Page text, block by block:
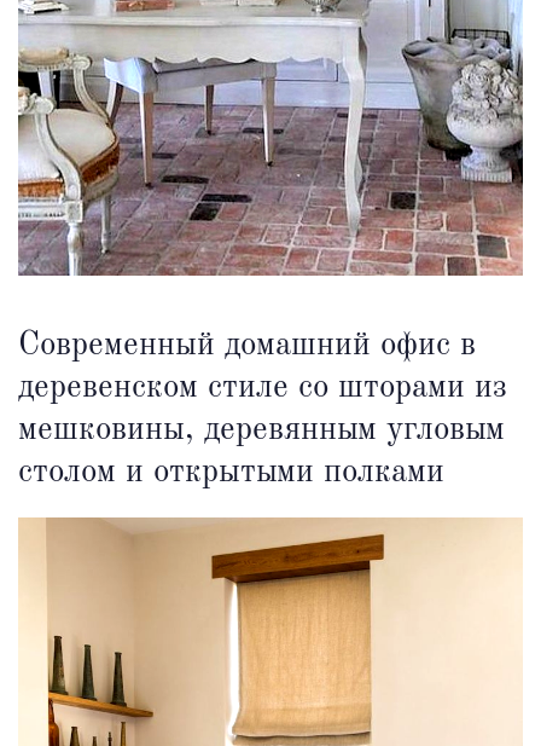
Современный домашний офис в
деревенском стиле со шторами из
мешковины, деревянным угловым
столом и открытыми полками